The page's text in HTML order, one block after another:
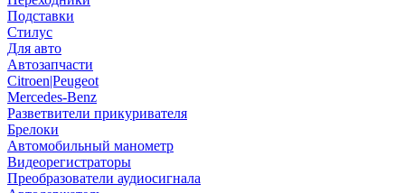
Подставки
Стилус
Для авто
Автозапчасти
Citroen|Peugeot
Mercedes-Benz
Разветвители прикуривателя
Брелоки
Автомобильный манометр
Видеорегистраторы
Преобразователи аудиосигнала